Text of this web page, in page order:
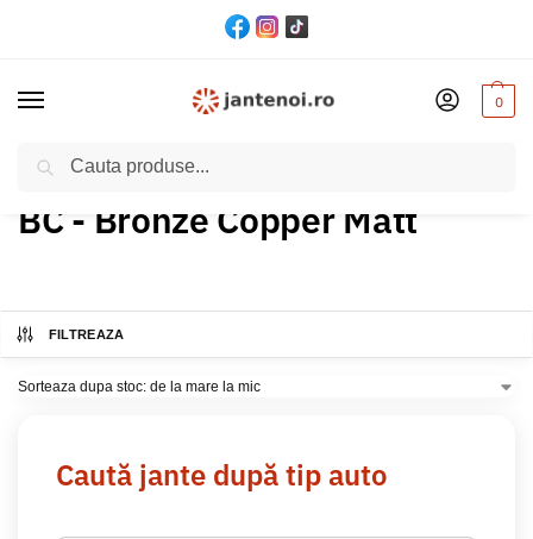
0
Acasă Produs Culoare / BC - Bronze Copper Matt
BC - Bronze Copper Matt
FILTREAZA
Caută jante după tip auto